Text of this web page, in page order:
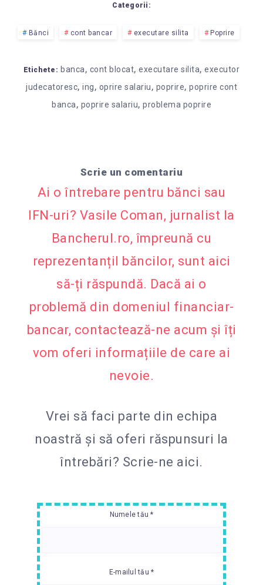
Categorii:
Bănci cont bancar executare silita Poprire
Etichete: banca, cont blocat,executare silita,executor
judecatoresc, ing, oprire salariu, poprire, poprire cont
banca, poprire salariu, problema poprire
Scrie un comentariu
Ai o întrebare pentru bănci sau
IFN-uri? Vasile Coman, jurnalist la
Bancherul.ro, împreună cu
reprezentanțiI băncilor, sunt aici
să-ți răspundă. Dacă ai o
problemă din domeniul financiar-
bancar, contactează-ne acum și îți
vom oferi informațiile de care ai
nevoie.
Vrei să faci parte din echipa
noastră și să oferi răspunsuri la
întrebări? Scrie-ne aici.
Numele tău *
E-mailul tău *